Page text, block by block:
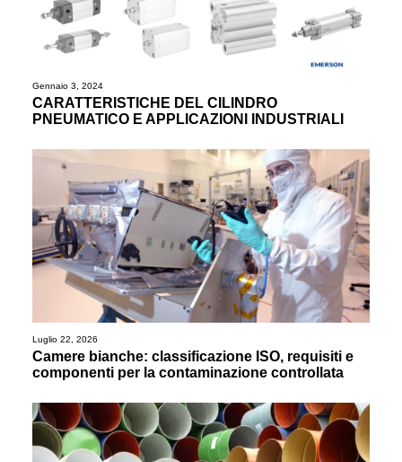
Gennaio 3, 2024
CARATTERISTICHE DEL CILINDRO
PNEUMATICO E APPLICAZIONI INDUSTRIALI
Luglio 22, 2026
Camere bianche: classificazione ISO, requisiti e
componenti per la contaminazione controllata